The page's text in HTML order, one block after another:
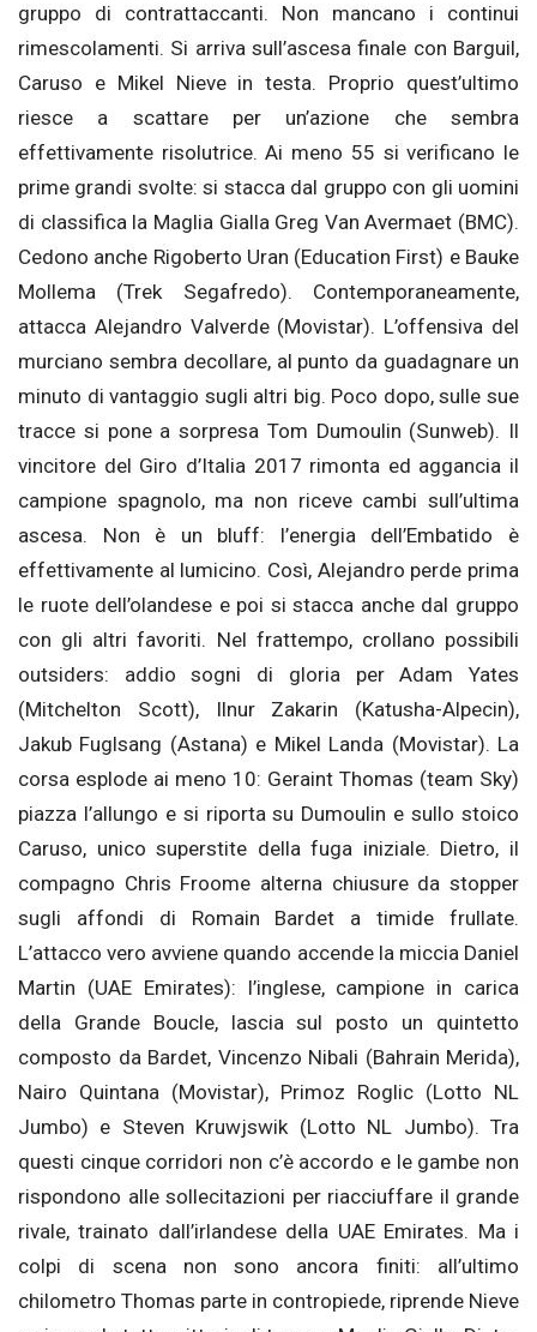
gruppo di contrattaccanti. Non mancano i continui
rimescolamenti. Si arriva sull’ascesa finale con Barguil,
Caruso e Mikel Nieve in testa. Proprio quest’ultimo
riesce a scattare per un’azione che sembra
effettivamente risolutrice. Ai meno 55 si verificano le
prime grandi svolte: si stacca dal gruppo con gli uomini
di classifica la Maglia Gialla Greg Van Avermaet (BMC).
Cedono anche Rigoberto Uran (Education First) e Bauke
Mollema (Trek Segafredo). Contemporaneamente,
attacca Alejandro Valverde (Movistar). L’offensiva del
murciano sembra decollare, al punto da guadagnare un
minuto di vantaggio sugli altri big. Poco dopo, sulle sue
tracce si pone a sorpresa Tom Dumoulin (Sunweb). Il
vincitore del Giro d’Italia 2017 rimonta ed aggancia il
campione spagnolo, ma non riceve cambi sull’ultima
ascesa. Non è un bluff: l’energia dell’Embatido è
effettivamente al lumicino. Così, Alejandro perde prima
le ruote dell’olandese e poi si stacca anche dal gruppo
con gli altri favoriti. Nel frattempo, crollano possibili
outsiders: addio sogni di gloria per Adam Yates
(Mitchelton Scott), Ilnur Zakarin (Katusha-Alpecin),
Jakub Fuglsang (Astana) e Mikel Landa (Movistar). La
corsa esplode ai meno 10: Geraint Thomas (team Sky)
piazza l’allungo e si riporta su Dumoulin e sullo stoico
Caruso, unico superstite della fuga iniziale. Dietro, il
compagno Chris Froome alterna chiusure da stopper
sugli affondi di Romain Bardet a timide frullate.
L’attacco vero avviene quando accende la miccia Daniel
Martin (UAE Emirates): l’inglese, campione in carica
della Grande Boucle, lascia sul posto un quintetto
composto da Bardet, Vincenzo Nibali (Bahrain Merida),
Nairo Quintana (Movistar), Primoz Roglic (Lotto NL
Jumbo) e Steven Kruwjswik (Lotto NL Jumbo). Tra
questi cinque corridori non c’è accordo e le gambe non
rispondono alle sollecitazioni per riacciuffare il grande
rivale, trainato dall’irlandese della UAE Emirates. Ma i
colpi di scena non sono ancora finiti: all’ultimo
chilometro Thomas parte in contropiede, riprende Nieve